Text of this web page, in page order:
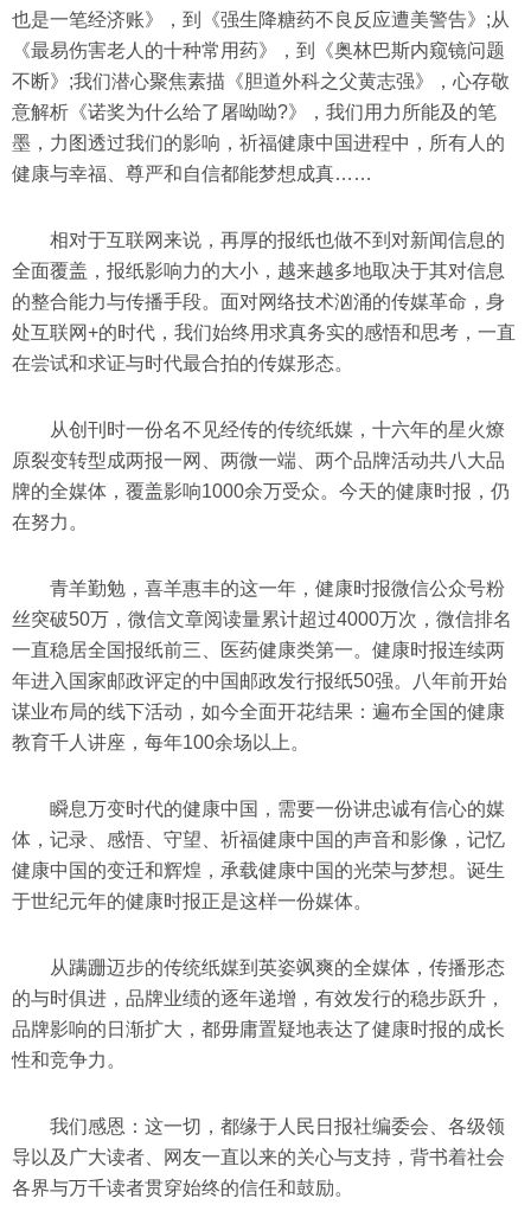
也是一笔经济账》，到《强生降糖药不良反应遭美警告》;从
《最易伤害老人的十种常用药》，到《奥林巴斯内窥镜问题
不断》;我们潜心聚焦素描《胆道外科之父黄志强》，心存敬
意解析《诺奖为什么给了屠呦呦?》，我们用力所能及的笔
墨，力图透过我们的影响，祈福健康中国进程中，所有人的
健康与幸福、尊严和自信都能梦想成真……
相对于互联网来说，再厚的报纸也做不到对新闻信息的
全面覆盖，报纸影响力的大小，越来越多地取决于其对信息
的整合能力与传播手段。面对网络技术汹涌的传媒革命，身
处互联网+的时代，我们始终用求真务实的感悟和思考，一直
在尝试和求证与时代最合拍的传媒形态。
从创刊时一份名不见经传的传统纸媒，十六年的星火燎
原裂变转型成两报一网、两微一端、两个品牌活动共八大品
牌的全媒体，覆盖影响1000余万受众。今天的健康时报，仍
在努力。
青羊勤勉，喜羊惠丰的这一年，健康时报微信公众号粉
丝突破50万，微信文章阅读量累计超过4000万次，微信排名
一直稳居全国报纸前三、医药健康类第一。健康时报连续两
年进入国家邮政评定的中国邮政发行报纸50强。八年前开始
谋业布局的线下活动，如今全面开花结果：遍布全国的健康
教育千人讲座，每年100余场以上。
瞬息万变时代的健康中国，需要一份讲忠诚有信心的媒
体，记录、感悟、守望、祈福健康中国的声音和影像，记忆
健康中国的变迁和辉煌，承载健康中国的光荣与梦想。诞生
于世纪元年的健康时报正是这样一份媒体。
从蹒跚迈步的传统纸媒到英姿飒爽的全媒体，传播形态
的与时俱进，品牌业绩的逐年递增，有效发行的稳步跃升，
品牌影响的日渐扩大，都毋庸置疑地表达了健康时报的成长
性和竞争力。
我们感恩：这一切，都缘于人民日报社编委会、各级领
导以及广大读者、网友一直以来的关心与支持，背书着社会
各界与万千读者贯穿始终的信任和鼓励。